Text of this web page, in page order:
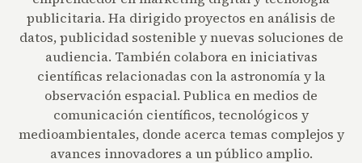
publicitaria. Ha dirigido proyectos en análisis de
datos, publicidad sostenible y nuevas soluciones de
audiencia. También colabora en iniciativas
científicas relacionadas con la astronomía y la
observación espacial. Publica en medios de
comunicación científicos, tecnológicos y
medioambientales, donde acerca temas complejos y
avances innovadores a un público amplio.